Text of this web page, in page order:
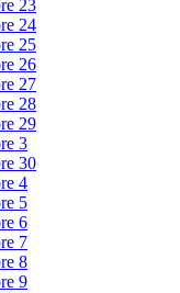
23
24
25
26
27
28
29
3
30
4
5
6
7
8
9